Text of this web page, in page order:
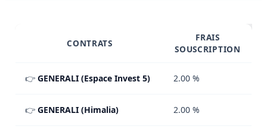
CONTRATS
FRAIS
SOUSCRIPTION
👉 GENERALI (Espace Invest 5) 2.00 %
👉 GENERALI (Himalia) 2.00 %